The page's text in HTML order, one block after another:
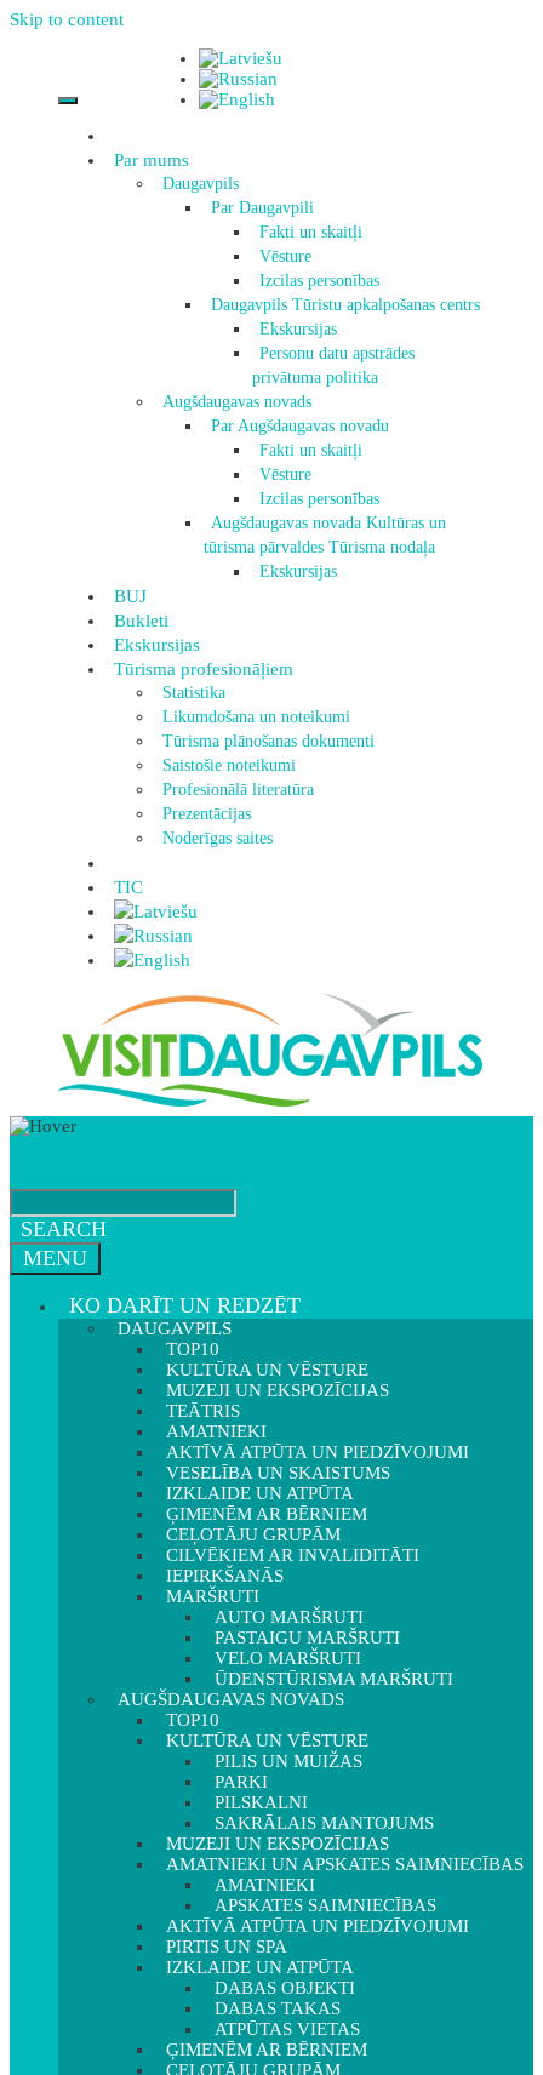
Skip to content
Par mums
Daugavpils
Par Daugavpili
Fakti un skaitļi
Vēsture
Izcilas personības
Daugavpils Tūristu apkalpošanas centrs
Ekskursijas
Personu datu apstrādes
privātuma politika
Augšdaugavas novads
Par Augšdaugavas novadu
Fakti un skaitļi
Vēsture
Izcilas personības
Augšdaugavas novada Kultūras un
tūrisma pārvaldes Tūrisma nodaļa
Ekskursijas
BUJ
Bukleti
Ekskursijas
Tūrisma profesionāļiem
Statistika
Likumdošana un noteikumi
Tūrisma plānošanas dokumenti
Saistošie noteikumi
Profesionālā literatūra
Prezentācijas
Noderīgas saites
TIC
SEARCH
MENU
KO DARĪT UN REDZĒT
DAUGAVPILS
TOP10
KULTŪRA UN VĒSTURE
MUZEJI UN EKSPOZĪCIJAS
TEĀTRIS
AMATNIEKI
AKTĪVĀ ATPŪTA UN PIEDZĪVOJUMI
VESELĪBA UN SKAISTUMS
IZKLAIDE UN ATPŪTA
ĢIMENĒM AR BĒRNIEM
CEĻOTĀJU GRUPĀM
CILVĒKIEM AR INVALIDITĀTI
IEPIRKŠANĀS
MARŠRUTI
AUTO MARŠRUTI
PASTAIGU MARŠRUTI
VELO MARŠRUTI
ŪDENSTŪRISMA MARŠRUTI
AUGŠDAUGAVAS NOVADS
TOP10
KULTŪRA UN VĒSTURE
PILIS UN MUIŽAS
PARKI
PILSKALNI
SAKRĀLAIS MANTOJUMS
MUZEJI UN EKSPOZĪCIJAS
AMATNIEKI UN APSKATES SAIMNIECĪBAS
AMATNIEKI
APSKATES SAIMNIECĪBAS
AKTĪVĀ ATPŪTA UN PIEDZĪVOJUMI
PIRTIS UN SPA
IZKLAIDE UN ATPŪTA
DABAS OBJEKTI
DABAS TAKAS
ATPŪTAS VIETAS
ĢIMENĒM AR BĒRNIEM
CEĻOTĀJU GRUPĀM